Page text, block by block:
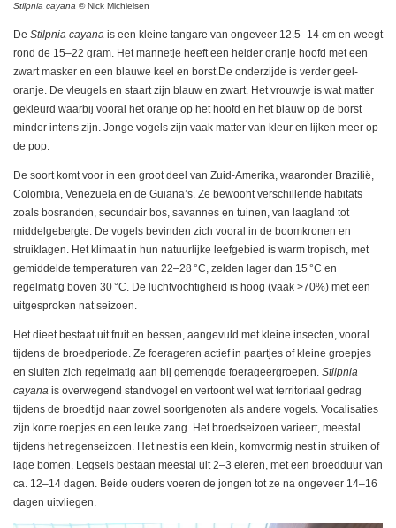
Stilpnia cayana © Nick Michielsen
De Stilpnia cayana is een kleine tangare van ongeveer 12.5–14 cm en weegt
rond de 15–22 gram. Het mannetje heeft een helder oranje hoofd met een
zwart masker en een blauwe keel en borst.De onderzijde is verder geel-
oranje. De vleugels en staart zijn blauw en zwart. Het vrouwtje is wat matter
gekleurd waarbij vooral het oranje op het hoofd en het blauw op de borst
minder intens zijn. Jonge vogels zijn vaak matter van kleur en lijken meer op
de pop.
De soort komt voor in een groot deel van Zuid-Amerika, waaronder Brazilië,
Colombia, Venezuela en de Guiana’s. Ze bewoont verschillende habitats
zoals bosranden, secundair bos, savannes en tuinen, van laagland tot
middelgebergte. De vogels bevinden zich vooral in de boomkronen en
struiklagen. Het klimaat in hun natuurlijke leefgebied is warm tropisch, met
gemiddelde temperaturen van 22–28 °C, zelden lager dan 15 °C en
regelmatig boven 30 °C. De luchtvochtigheid is hoog (vaak >70%) met een
uitgesproken nat seizoen.
Het dieet bestaat uit fruit en bessen, aangevuld met kleine insecten, vooral
tijdens de broedperiode. Ze foerageren actief in paartjes of kleine groepjes
en sluiten zich regelmatig aan bij gemengde foerageergroepen. Stilpnia
cayana is overwegend standvogel en vertoont wel wat territoriaal gedrag
tijdens de broedtijd naar zowel soortgenoten als andere vogels. Vocalisaties
zijn korte roepjes en een leuke zang. Het broedseizoen varieert, meestal
tijdens het regenseizoen. Het nest is een klein, komvormig nest in struiken of
lage bomen. Legsels bestaan meestal uit 2–3 eieren, met een broedduur van
ca. 12–14 dagen. Beide ouders voeren de jongen tot ze na ongeveer 14–16
dagen uitvliegen.